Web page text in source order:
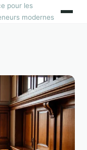
pour les
modernes